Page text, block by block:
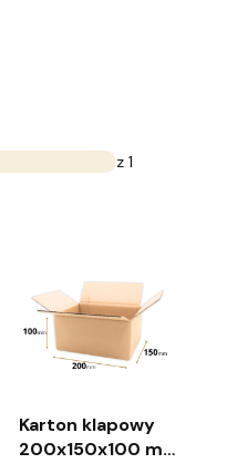
z 1
Karton klapowy
200x150x100 mm